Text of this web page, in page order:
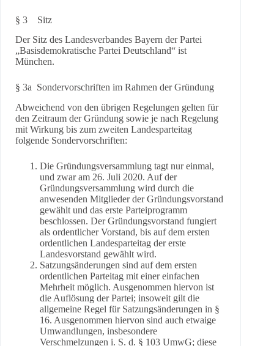
§ 3 Sitz
Der Sitz des Landesverbandes Bayern der Partei
„Basisdemokratische Partei Deutschland“ ist
München.
§ 3a Sondervorschriften im Rahmen der Gründung
Abweichend von den übrigen Regelungen gelten für
den Zeitraum der Gründung sowie je nach Regelung
mit Wirkung bis zum zweiten Landesparteitag
folgende Sondervorschriften:
Die Gründungsversammlung tagt nur einmal,
und zwar am 26. Juli 2020. Auf der
Gründungsversammlung wird durch die
anwesenden Mitglieder der Gründungsvorstand
gewählt und das erste Parteiprogramm
beschlossen. Der Gründungsvorstand fungiert
als ordentlicher Vorstand, bis auf dem ersten
ordentlichen Landesparteitag der erste
Landesvorstand gewählt wird.
Satzungsänderungen sind auf dem ersten
ordentlichen Parteitag mit einer einfachen
Mehrheit möglich. Ausgenommen hiervon ist
die Auflösung der Partei; insoweit gilt die
allgemeine Regel für Satzungsänderungen in §
16. Ausgenommen hiervon sind auch etwaige
Umwandlungen, insbesondere
Verschmelzungen i. S. d. § 103 UmwG; diese